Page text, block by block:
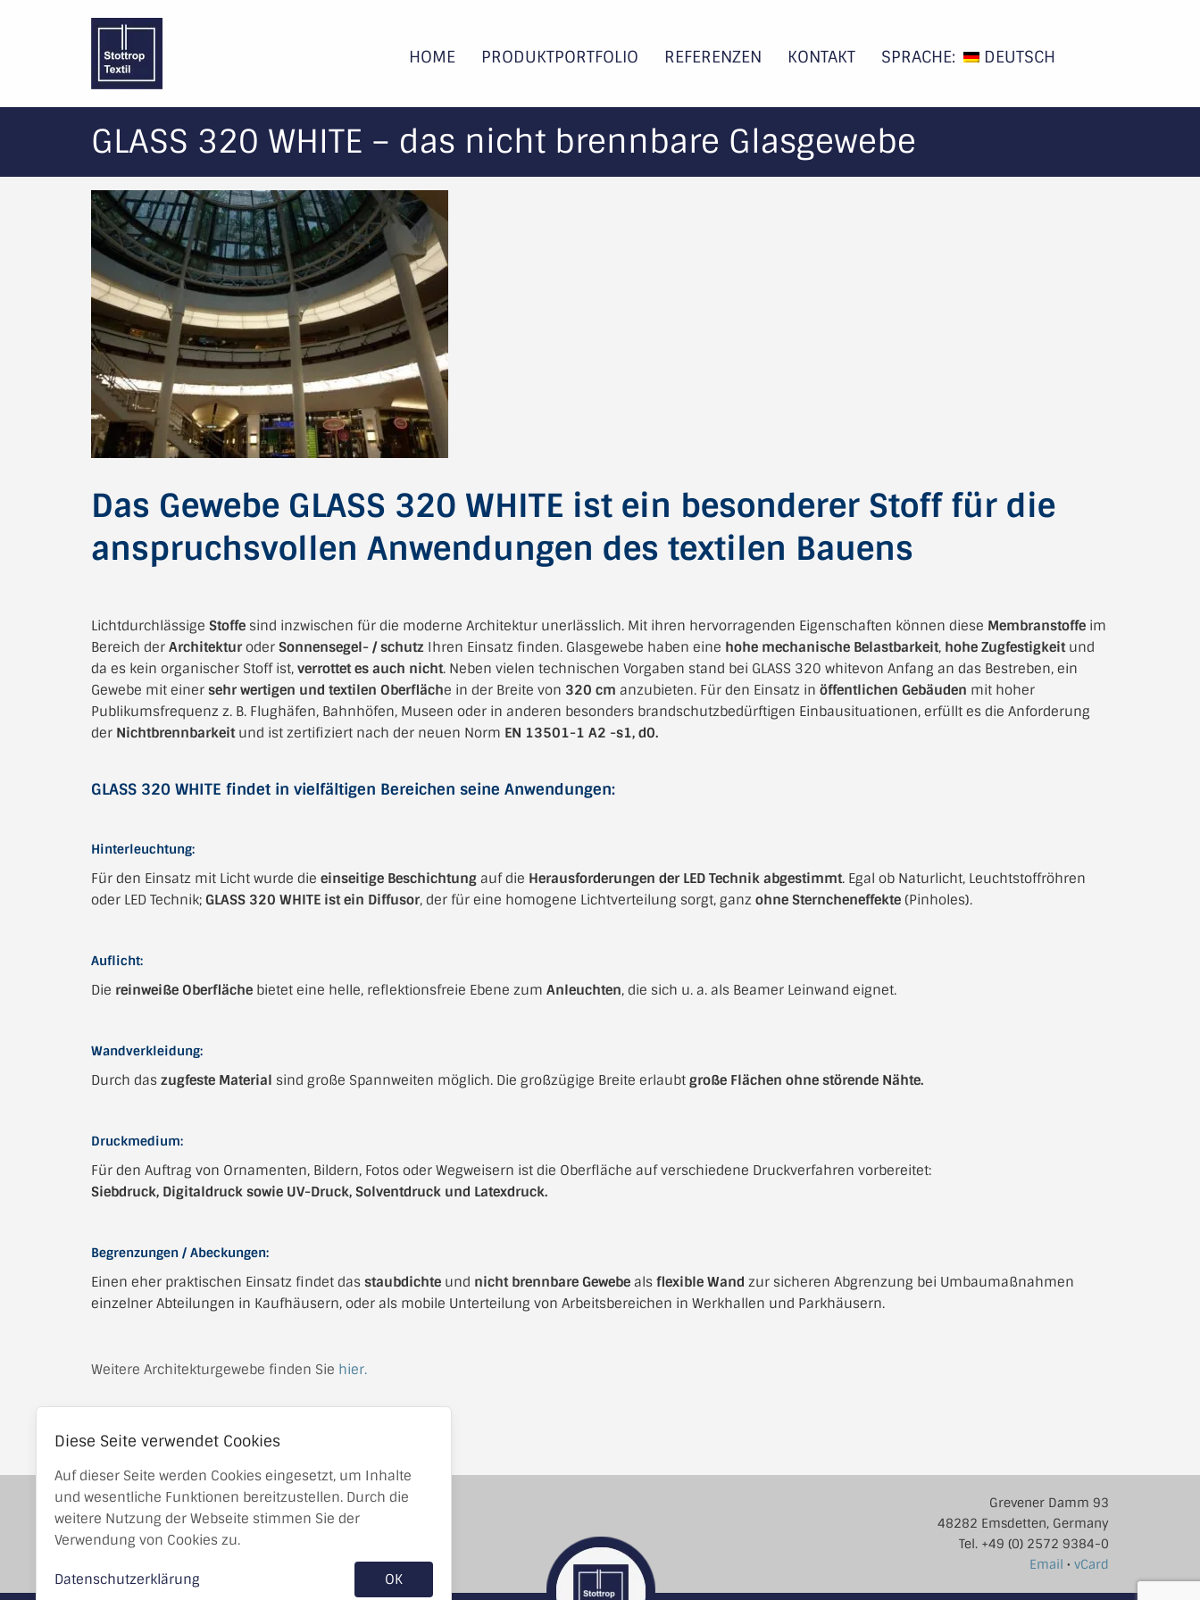
HOME PRODUKTPORTFOLIO REFERENZEN KONTAKT SPRACHE: DEUTSCH
GLASS 320 WHITE – das nicht brennbare Glasgewebe
Das Gewebe GLASS 320 WHITE ist ein besonderer Stoff für die
anspruchsvollen Anwendungen des textilen Bauens
Lichtdurchlässige Stoffe sind inzwischen für die moderne Architektur unerlässlich. Mit ihren hervorragenden Eigenschaften können diese Membranstoffe im
Bereich der Architektur oder Sonnensegel- / schutz Ihren Einsatz finden. Glasgewebe haben eine hohe mechanische Belastbarkeit, hohe Zugfestigkeitund
da es kein organischer Stoff ist, verrottet es auch nicht. Neben vielen technischen Vorgaben stand bei GLASS 320 whitevon Anfang an das Bestreben, ein
Gewebe mit einer sehr wertigen und textilen Oberfläche in der Breite von 320 cm anzubieten. Für den Einsatz in öffentlichen Gebäuden mit hoher
Publikumsfrequenz z. B. Flughäfen, Bahnhöfen, Museen oder in anderen besonders brandschutzbedürftigen Einbausituationen, erfüllt es die Anforderung
der Nichtbrennbarkeitund ist zertifiziert nach der neuen Norm EN 13501-1 A2 -s1, d0.
GLASS 320 WHITE findet in vielfältigen Bereichen seine Anwendungen:
Hinterleuchtung:
Für den Einsatz mit Licht wurde die einseitige Beschichtung auf die Herausforderungen der LED Technik abgestimmt. Egal ob Naturlicht, Leuchtstoffröhren
oder LED Technik; GLASS 320 WHITE ist ein Diffusor, der für eine homogene Lichtverteilung sorgt, ganz ohne Sterncheneffekte (Pinholes).
Auflicht:
Die reinweiße Oberfläche bietet eine helle, reflektionsfreie Ebene zum Anleuchten, die sich u. a. als Beamer Leinwand eignet.
Wandverkleidung:
Durch das zugfeste Material sind große Spannweiten möglich. Die großzügige Breite erlaubt große Flächen ohne störende Nähte.
Druckmedium:
Für den Auftrag von Ornamenten, Bildern, Fotos oder Wegweisern ist die Oberfläche auf verschiedene Druckverfahren vorbereitet:
Siebdruck, Digitaldruck sowie UV-Druck, Solventdruck und Latexdruck.
Begrenzungen / Abeckungen:
Einen eher praktischen Einsatz findet das staubdichte und nicht brennbare Gewebe als flexible Wand zur sicheren Abgrenzung bei Umbaumaßnahmen
einzelner Abteilungen in Kaufhäusern, oder als mobile Unterteilung von Arbeitsbereichen in Werkhallen und Parkhäusern.
Weitere Architekturgewebe finden Sie hier.
Stottrop-Textil GmbH wurde 1983 in Emsdetten
gegründet und ist im In- und Ausland mit der
Entwicklung und dem Vertrieb von technischen
Grevener Damm 93
48282 Emsdetten, Germany
Tel. +49 (0) 2572 9384-0
Email • vCard
Diese Seite verwendet Cookies
Auf dieser Seite werden Cookies eingesetzt, um Inhalte
und wesentliche Funktionen bereitzustellen. Durch die
weitere Nutzung der Webseite stimmen Sie der
Verwendung von Cookies zu.
Datenschutzerklärung OK